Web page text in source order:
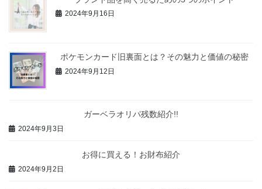
2024年9月16日
ポケモンカード旧裏面とは？その魅力と価値の秘密
2024年9月12日
ガーベラオリパ残数紹介!!
2024年9月3日
お得に買える！お財布紹介
2024年9月2日